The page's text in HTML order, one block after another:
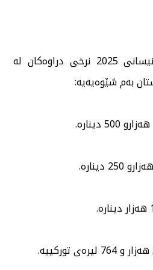
ئەمڕۆ سێشەممە 15ی نیسانی 2025 نرخی دراوەكان لە
بەم شێوەیەیە: